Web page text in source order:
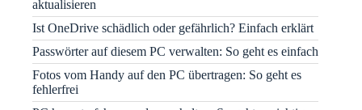
aktualisieren
Ist OneDrive schädlich oder gefährlich? Einfach erklärt
Passwörter auf diesem PC verwalten: So geht es einfach
Fotos vom Handy auf den PC übertragen: So geht es
fehlerfrei